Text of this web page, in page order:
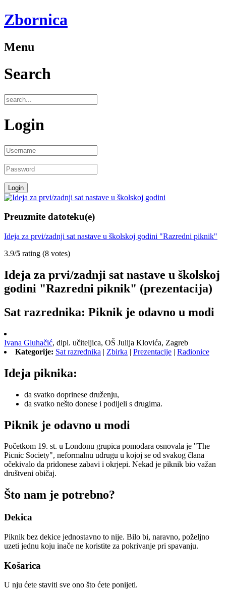
Zbornica
Menu
Search
Login
Preuzmite datoteku(e)
Ideja za prvi/zadnji sat nastave u školskoj godini "Razredni piknik"
3.9/5 rating (8 votes)
Ideja za prvi/zadnji sat nastave u školskoj
godini "Razredni piknik" (prezentacija)
Sat razrednika: Piknik je odavno u modi
Ivana Gluhačić, dipl. učiteljica, OŠ Julija Klovića, Zagreb
Kategorije: Sat razrednika | Zbirka | Prezentacije | Radionice
Ideja piknika:
da svatko doprinese druženju,
da svatko nešto donese i podijeli s drugima.
Piknik je odavno u modi
Početkom 19. st. u Londonu grupica pomodara osnovala je "The
Picnic Society", neformalnu udrugu u kojoj se od svakog člana
očekivalo da pridonese zabavi i okrjepi. Nekad je piknik bio važan
društveni običaj.
Što nam je potrebno?
Dekica
Piknik bez dekice jednostavno to nije. Bilo bi, naravno, poželjno
uzeti jednu koju inače ne koristite za pokrivanje pri spavanju.
Košarica
U nju ćete staviti sve ono što ćete ponijeti.